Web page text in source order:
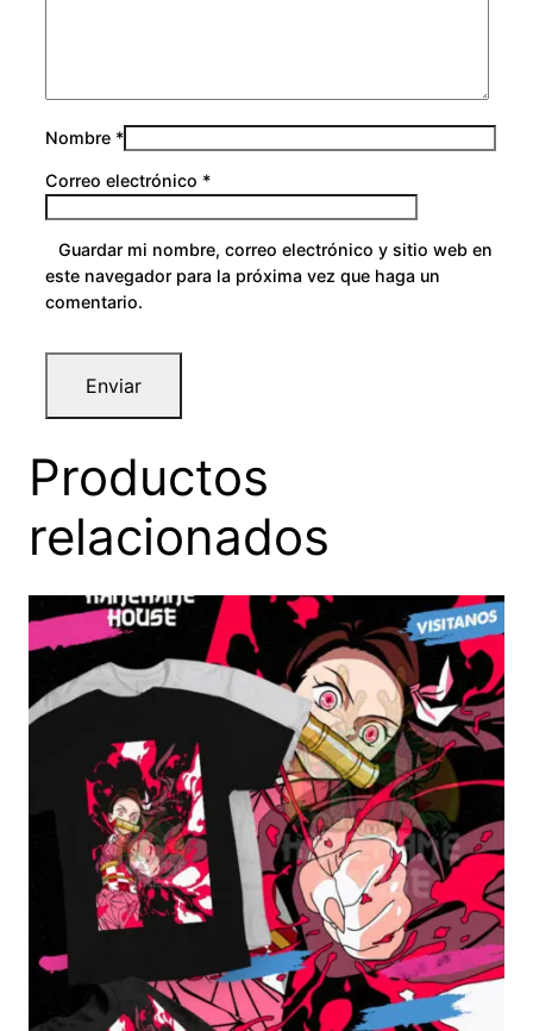
Nombre *
Correo electrónico *
Guardar mi nombre, correo electrónico y sitio web en
este navegador para la próxima vez que haga un
comentario.
Productos
relacionados